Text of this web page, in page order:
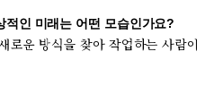
적인 미래는 어떤 모습인가요?
로운 방식을 찾아 작업하는 사람이